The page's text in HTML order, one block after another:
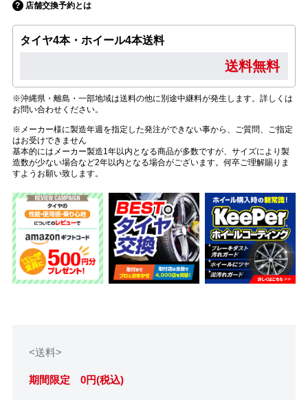
店舗交換予約とは
タイヤ4本・ホイール4本送料
送料無料
※沖縄県・離島・一部地域は送料の他に別途中継料が発生します。詳しくは
お問い合わせください。
※メーカー様に製造年週を指定した発注ができない事から、ご質問、ご指定
はお受けできません
基本的にはメーカー製造1年以内となる商品が多数ですが、サイズにより製
造数が少ない場合など2年以内となる場合がございます。何卒ご理解賜りま
すようお願い致します。
<送料>
期間限定 0円(税込)